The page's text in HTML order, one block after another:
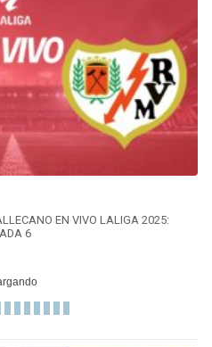
EN VIVO LALIGA 2025:
6